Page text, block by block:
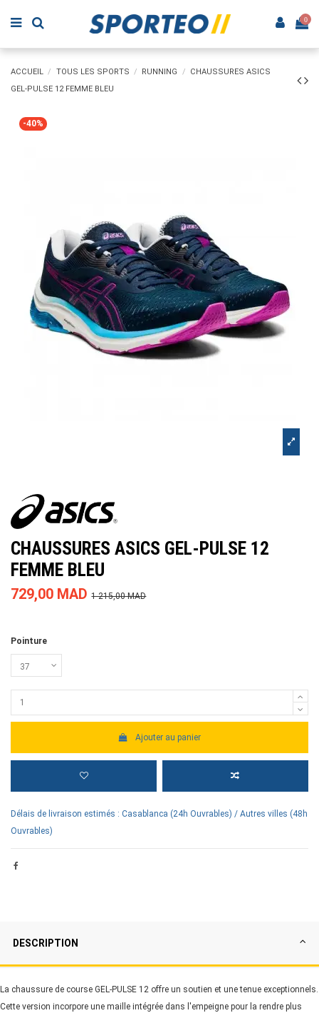
0
ACCUEIL TOUS LES SPORTS RUNNING
CHAUSSURES ASICS
GEL-PULSE 12 FEMME BLEU
-40%
CHAUSSURES ASICS GEL-PULSE 12
FEMME BLEU
729,00 MAD 1 215,00 MAD
Pointure
Ajouter au panier
Délais de livraison estimés : Casablanca (24h Ouvrables) / Autres villes (48h
Ouvrables)
DESCRIPTION
La chaussure de course GEL-PULSE 12 offre un soutien et une tenue exceptionnels.
Cette version incorpore une maille intégrée dans l'empeigne pour la rendre plus